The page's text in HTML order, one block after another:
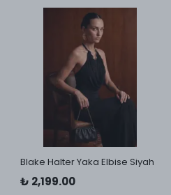
Blake Halter Yaka Elbise Siyah
₺ 2,199.00